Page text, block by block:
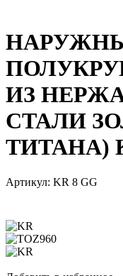
ИЗ
СТАЛИ
ТИТАНА)
Артикул: KR 8 GG